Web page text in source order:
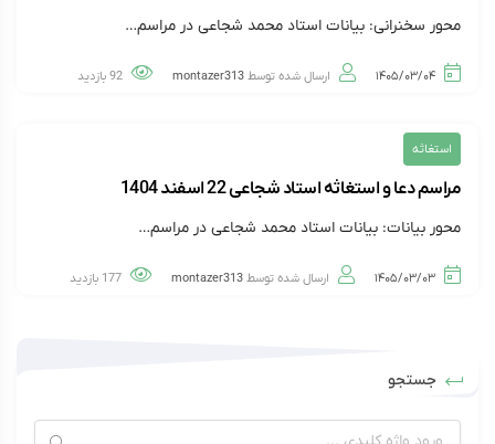
محور سخنرانی: بیانات استاد محمد شجاعی در مراسم…
۱۴۰۵/۰۳/۰۴ ارسال شده توسط montazer313
استغاثه
مراسم دعا و استغاثه استاد شجاعی 22 اسفند 1404
محور بیانات: بیانات استاد محمد شجاعی در مراسم…
۱۴۰۵/۰۳/۰۳ ارسال شده توسط montazer313
جستجو